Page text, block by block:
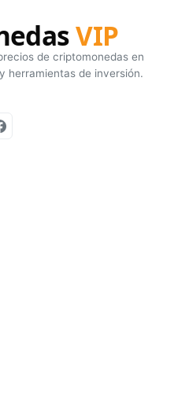
VIP
de criptomonedas en
herramientas de inversión.